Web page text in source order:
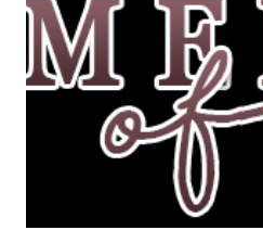
po' di tempo per pensarci e
#1) Autore: Hugh Howey Anno:
Fabbri Cosa faresti se il mondo
che respiri potesse uccidere?
ogni nascita richiede una morte
salvare vite o distruggerle?